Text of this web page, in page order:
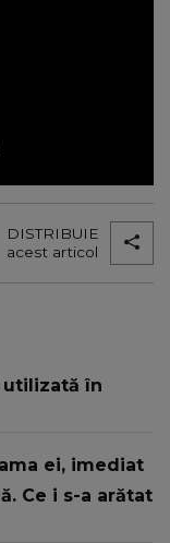
DISTRIBUIE
acest articol
utilizată în
ei, imediat
Ce i s-a arătat